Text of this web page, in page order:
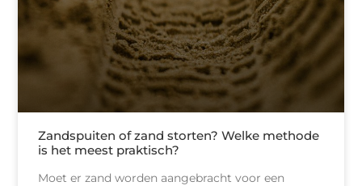
Zandspuiten of zand storten? Welke methode
is het meest praktisch?
Moet er zand worden aangebracht voor een